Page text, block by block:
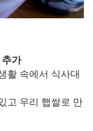
추가
활 속에서 식사대
고 우리 햅쌀로 만